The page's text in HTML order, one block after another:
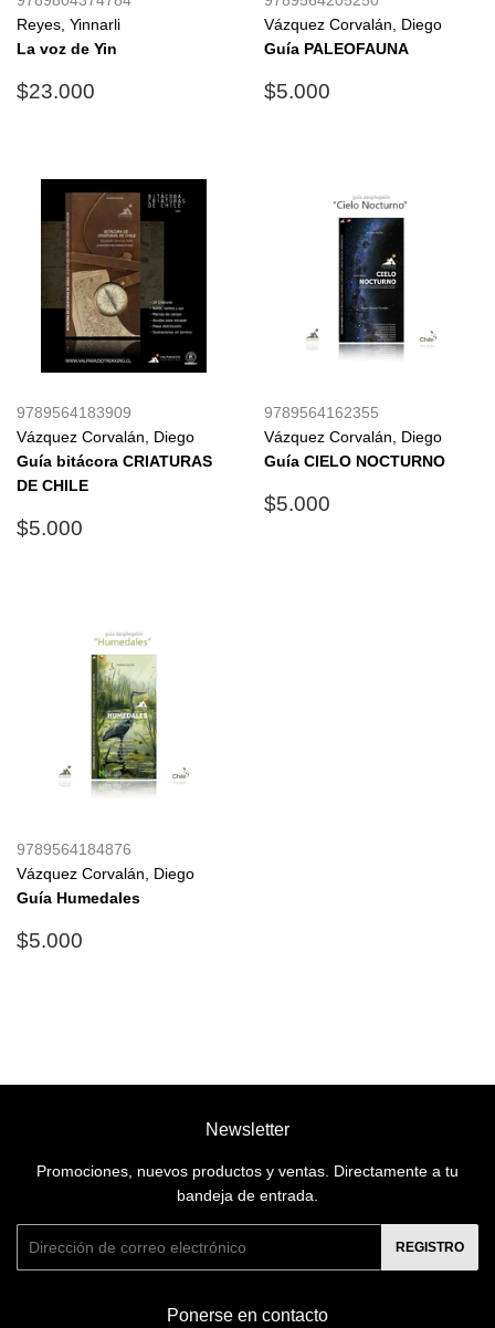
Reyes, Yinnarli
La voz de Yin
Precio
$23.000
Vázquez Corvalán, Diego
Guía PALEOFAUNA
Precio
$5.000
9789564183909
Vázquez Corvalán, Diego
Guía bitácora CRIATURAS
DE CHILE
Precio
$5.000
9789564162355
Vázquez Corvalán, Diego
Guía CIELO NOCTURNO
Precio
$5.000
9789564184876
Vázquez Corvalán, Diego
Guía Humedales
Precio
$5.000
Newsletter
Promociones, nuevos productos y ventas. Directamente a tu
bandeja de entrada.
REGISTRO
Ponerse en contacto